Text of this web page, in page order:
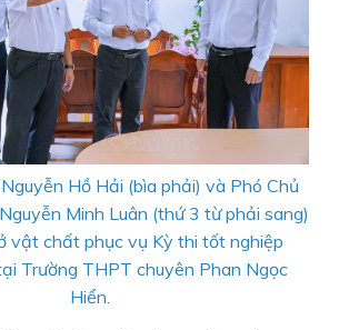
Hồ Hải (bìa phải) và Phó Chủ
Minh Luân (thứ 3 từ phải sang)
vật chất phục vụ Kỳ thi tốt nghiệp
Trường THPT chuyên Phan Ngọc
Hiển.